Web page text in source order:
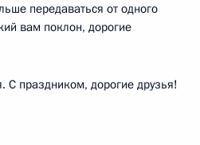
передаваться от одного
вам поклон, дорогие
С праздником, дорогие друзья!